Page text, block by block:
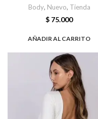
Body, Nuevo, Tienda
$ 75.000
AÑADIR AL CARRITO